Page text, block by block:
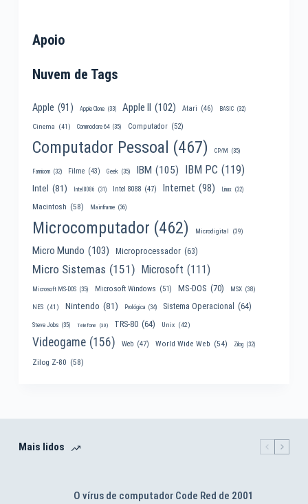
Apoio
Nuvem de Tags
Apple (91) Apple Clone (33) Apple II (102) Atari (46) BASIC (32)
Cinema (41) Commodore 64 (35) Computador (52)
Computador Pessoal (467) CP/M (35)
Famicom (32) Filme (43) Geek (35) IBM (105) IBM PC (119)
Intel (81) Intel 8086 (31) Intel 8088 (47) Internet (98) Linux (32)
Macintosh (58) Mainframe (36)
Microcomputador (462) Microdigital (39)
Micro Mundo (103) Microprocessador (63)
Micro Sistemas (151) Microsoft (111)
Microsoft MS-DOS (35) Microsoft Windows (51) MS-DOS (70) MSX (38)
NES (41) Nintendo (81) Prológica (34) Sistema Operacional (64)
Steve Jobs (35) Telefone (30) TRS-80 (64) Unix (42)
Videogame (156) Web (47) World Wide Web (54) Zilog (32)
Zilog Z-80 (58)
Mais lidos
O vírus de computador Code Red de 2001